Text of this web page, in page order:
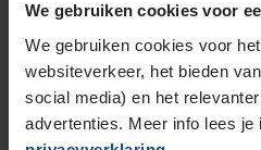
We gebruiken cookies voor
We gebruiken cookies voor
websiteverkeer, het bieden
social media) en het
advertenties. Meer info lees je
205/55R16 91H
205/55R16 91V
205/55R16 91W